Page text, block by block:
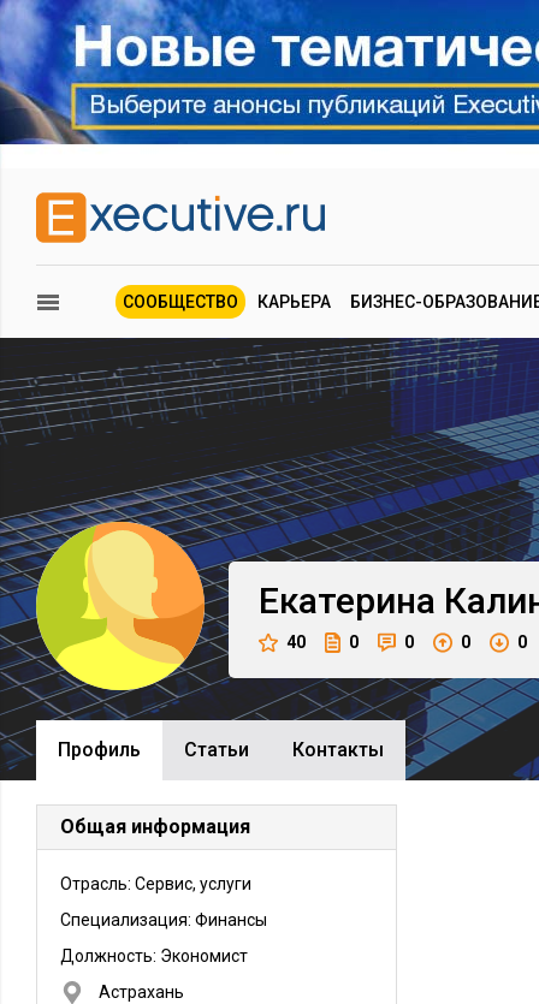
СООБЩЕСТВО КАРЬЕРА БИЗНЕС-
Екатерина
40 0 0 0 0
Профиль Cтатьи Контакты
Общая информация
Отрасль: Сервис, услуги
Специализация: Финансы
Должность: Экономист
Астрахань